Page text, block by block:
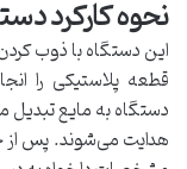
نحوه کارکرد
این دستگاه با ذوب
قطعه پلاستیکی را
دستگاه به مایع
هدایت می‌شوند. پس از